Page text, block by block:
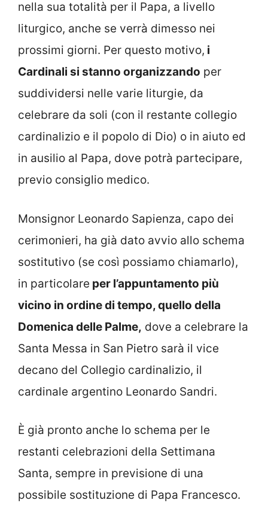
nella sua totalità per il Papa, a livello
liturgico, anche se verrà dimesso nei
prossimi giorni. Per questo motivo, i
Cardinali si stanno organizzando per
suddividersi nelle varie liturgie, da
celebrare da soli (con il restante collegio
cardinalizio e il popolo di Dio) o in aiuto ed
in ausilio al Papa, dove potrà partecipare,
previo consiglio medico.
Monsignor Leonardo Sapienza, capo dei
cerimonieri, ha già dato avvio allo schema
sostitutivo (se così possiamo chiamarlo),
in particolare per l’appuntamento più
vicino in ordine di tempo, quello della
Domenica delle Palme, dove a celebrare la
Santa Messa in San Pietro sarà il vice
decano del Collegio cardinalizio, il
cardinale argentino Leonardo Sandri.
È già pronto anche lo schema per le
restanti celebrazioni della Settimana
Santa, sempre in previsione di una
possibile sostituzione di Papa Francesco.